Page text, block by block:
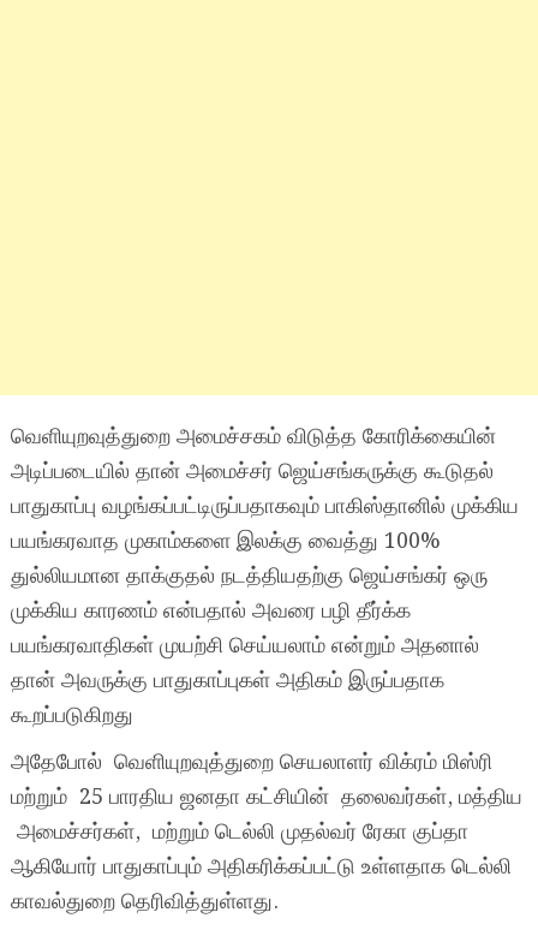
வெளியுறவுத்துறை அமைச்சகம் விடுத்த கோரிக்கையின்
அடிப்படையில் தான் அமைச்சர் ஜெய்சங்கருக்கு கூடுதல்
பாதுகாப்பு வழங்கப்பட்டிருப்பதாகவும் பாகிஸ்தானில் முக்கிய
பயங்கரவாத முகாம்களை இலக்கு வைத்து 100%
துல்லியமான தாக்குதல் நடத்தியதற்கு ஜெய்சங்கர் ஒரு
முக்கிய காரணம் என்பதால் அவரை பழி தீர்க்க
பயங்கரவாதிகள் முயற்சி செய்யலாம் என்றும் அதனால்
தான் அவருக்கு பாதுகாப்புகள் அதிகம் இருப்பதாக
கூறப்படுகிறது
அதேபோல் வெளியுறவுத்துறை செயலாளர் விக்ரம் மிஸ்ரி
மற்றும் 25 பாரதிய ஜனதா கட்சியின் தலைவர்கள், மத்திய
அமைச்சர்கள், மற்றும் டெல்லி முதல்வர் ரேகா குப்தா
ஆகியோர் பாதுகாப்பும் அதிகரிக்கப்பட்டு உள்ளதாக டெல்லி
காவல்துறை தெரிவித்துள்ளது.